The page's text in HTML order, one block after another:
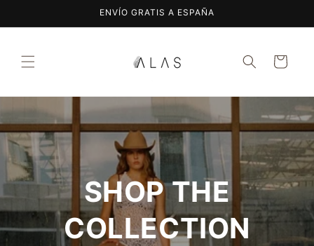
al contenido
ENVÍO GRATIS A ESPAÑA
Carrito
SHOP THE
COLLECTION